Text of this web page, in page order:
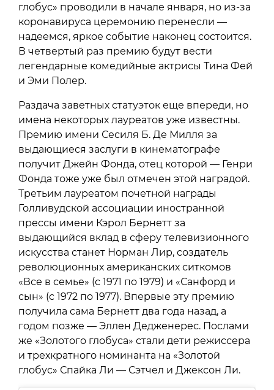
глобус» проводили в начале января, но из-за
коронавируса церемонию перенесли —
надеемся, яркое событие наконец состоится.
В четвертый раз премию будут вести
легендарные комедийные актрисы Тина Фей
и Эми Полер.
Раздача заветных статуэток еще впереди, но
имена некоторых лауреатов уже известны.
Премию имени Сесиля Б. Де Милля за
выдающиеся заслуги в кинематографе
получит Джейн Фонда, отец которой — Генри
Фонда тоже уже был отмечен этой наградой.
Третьим лауреатом почетной награды
Голливудской ассоциации иностранной
прессы имени Кэрол Бернетт за
выдающийся вклад в сферу телевизионного
искусства станет Норман Лир, создатель
революционных американских ситкомов
«Все в семье» (с 1971 по 1979) и «Санфорд и
сын» (с 1972 по 1977). Впервые эту премию
получила сама Бернетт два года назад, а
годом позже — Эллен Дедженерес. Послами
же «Золотого глобуса» стали дети режиссера
и трехкратного номинанта на «Золотой
глобус» Спайка Ли — Сэтчел и Джексон Ли.